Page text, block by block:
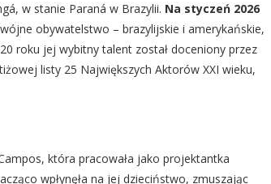
w stanie Paraná w Brazylii. Na styczeń 2026
obywatelstwo – brazylijskie i amerykańskie,
roku jej wybitny talent został doceniony przez
listy 25 Największych Aktorów XXI wieku,
która pracowała jako projektantka
wpłynęła na jej dzieciństwo, zmuszając